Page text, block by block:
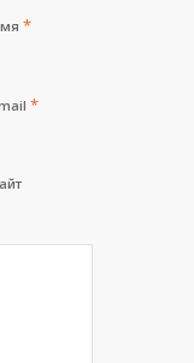
*
*